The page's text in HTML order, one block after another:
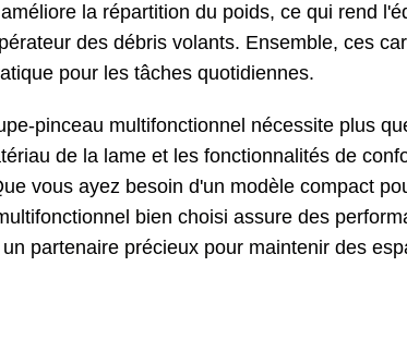
la répartition du poids, ce qui rend
des débris volants. Ensemble, ces
pour les tâches quotidiennes.
pinceau multifonctionnel nécessite plus
de la lame et les fonctionnalités de
vous ayez besoin d'un modèle compact
bien choisi assure des
partenaire précieux pour maintenir des